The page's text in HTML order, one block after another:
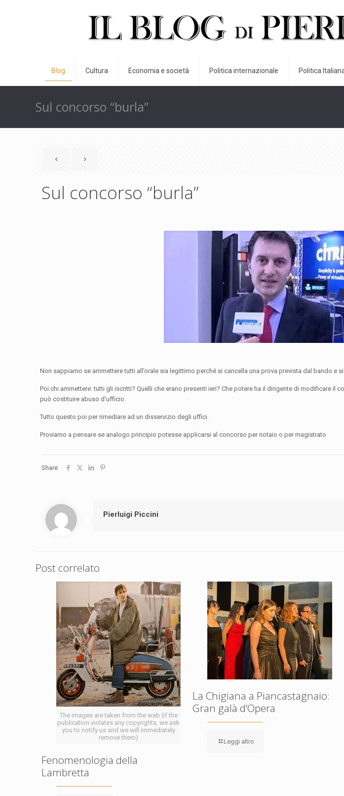
Blog Cultura Economia e società Politica internazionale Politica
Sul concorso “burla”
Sul concorso “burla”
Non sappiamo se ammettere tutti all’orale sia legittimo perché si cancella una prova prevista dal bando e
Poi chi ammettere: tutti gli iscritti? Quelli che erano presenti ieri? Che potere ha il dirigente di modificare il
può costituire abuso d’ufficio.
Tutto questo poi per rimediare ad un disservizio degli uffici.
Proviamo a pensare se analogo principio potesse applicarsi al concorso per notaio o per magistrato
Share
Pierluigi Piccini
Post correlato
The images are taken from the web (if the
publication violates any copyrights, we ask
you to notify us and we will immediately
remove them)
Fenomenologia della
Lambretta
La Chigiana a Piancastagnaio:
Gran galà d’Opera
Leggi altro